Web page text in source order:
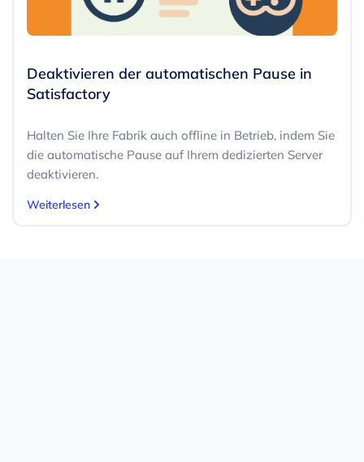
Deaktivieren der automatischen Pause in
Satisfactory
Halten Sie Ihre Fabrik auch offline in Betrieb, indem Sie
die automatische Pause auf Ihrem dedizierten Server
deaktivieren.
Weiterlesen